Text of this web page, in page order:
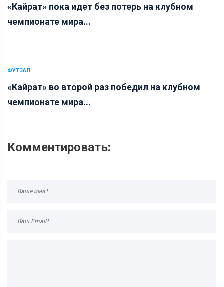
«Кайрат» пока идет без потерь на клубном
чемпионате мира...
ФУТЗАЛ
«Кайрат» во второй раз победил на клубном
чемпионате мира...
Комментировать: